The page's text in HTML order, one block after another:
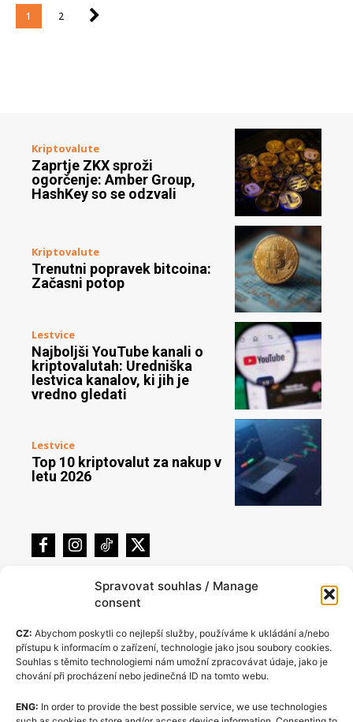
Spravovat souhlas / Manage
consent
CZ: Abychom poskytli co nejlepší služby, používáme k ukládání a/nebo
přístupu k informacím o zařízení, technologie jako jsou soubory cookies.
Souhlas s těmito technologiemi nám umožní zpracovávat údaje, jako je
chování při procházení nebo jedinečná ID na tomto webu.
ENG: In order to provide the best possible service, we use technologies
1 2
Kriptovalute
Zaprtje ZKX sproži
ogorčenje: Amber Group,
HashKey so se odzvali
Kriptovalute
Trenutni popravek bitcoina:
Začasni potop
Lestvice
Najboljši YouTube kanali o
kriptovalutah: Uredniška
lestvica kanalov, ki jih je
vredno gledati
Lestvice
Top 10 kriptovalut za nakup v
letu 2026